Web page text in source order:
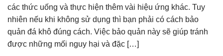
các thức uống và thực hiện thêm vài hiệu ứng khác. Tuy
nhiên nếu khi không sử dụng thì bạn phải có cách bảo
quản đá khô đúng cách. Việc bảo quản này sẽ giúp tránh
được những mối nguy hại và đặc […]